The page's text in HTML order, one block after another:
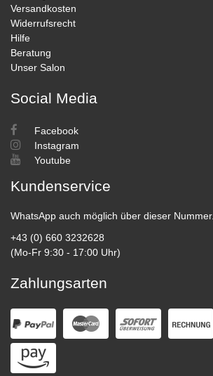
Versandkosten
Widerrufsrecht
Hilfe
Beratung
Unser Salon
Social Media
Facebook
Instagram
Youtube
Kundenservice
WhatsApp auch möglich über dieser Nummer.
+43 (0) 660 3232628
(Mo-Fr 9:30 - 17:00 Uhr)
Zahlungsarten